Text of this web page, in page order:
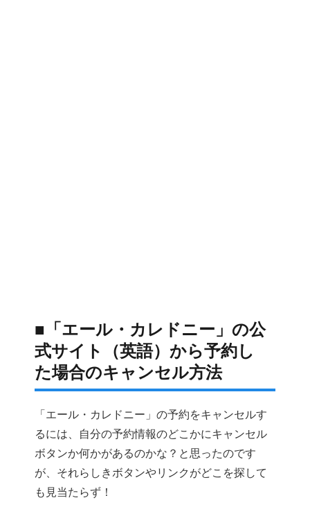
■「エール・カレドニー」の公
式サイト（英語）から予約し
た場合のキャンセル方法
「エール・カレドニー」の予約をキャンセルす
るには、自分の予約情報のどこかにキャンセル
ボタンか何かがあるのかな？と思ったのです
が、それらしきボタンやリンクがどこを探して
も見当たらず！